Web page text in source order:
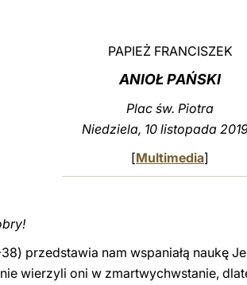
PAPIEŻ FRANCISZEK
ANIOŁ PAŃSKI
Plac św. Piotra
Niedziela, 10 listopada
[Multimedia]
przedstawia nam wspaniałą naukę
wierzyli oni w zmartwychwstanie,